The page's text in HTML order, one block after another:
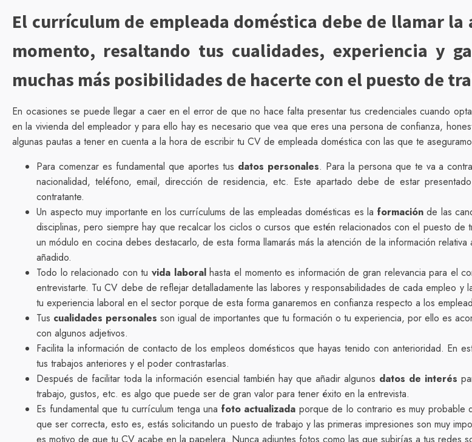
El currículum de empleada doméstica debe de llamar
momento, resaltando tus cualidades, experiencia y
muchas más posibilidades de hacerte con el puesto de
En ocasiones se puede llegar a caer en el error de que no hace falta presentar tus credenciales cuando
en la vivienda del empleador y para ello hay es necesario que vea que eres una persona de confianza,
algunas pautas a tener en cuenta a la hora de escribir tu CV de empleada doméstica con las que te
Para comenzar es fundamental que aportes tus datos personales. Para la persona que te va a
nacionalidad, teléfono, email, dirección de residencia, etc. Este apartado debe de estar
contratante.
Un aspecto muy importante en los currículums de las empleadas domésticas es la formaciónde las
disciplinas, pero siempre hay que recalcar los ciclos o cursos que estén relacionados con el puesto
un módulo en cocina debes destacarlo, de esta forma llamarás más la atención de la información
añadido.
Todo lo relacionado con tuvida laboralhasta el momento es información de gran relevancia para el
entrevistarte. Tu CV debe de reflejar detalladamente las labores y responsabilidades de cada empleo
tu experiencia laboral en el sector porque de esta forma ganaremos en confianza respecto a los
Tus cualidades personales son igual de importantes que tu formación o tu experiencia, por ello es
con algunos adjetivos.
Facilita la información de contacto de los empleos domésticos que hayas tenido con anterioridad. En
tus trabajos anteriores y el poder contrastarlas.
Después de facilitar toda la información esencial también hay que añadir algunos datos de interés
trabajo, gustos, etc. es algo que puede ser de gran valor para tener éxito en la entrevista.
Es fundamental que tu currículum tenga una foto actualizada porque de lo contrario es muy
que ser correcta, esto es, estás solicitando un puesto de trabajo y las primeras impresiones son muy